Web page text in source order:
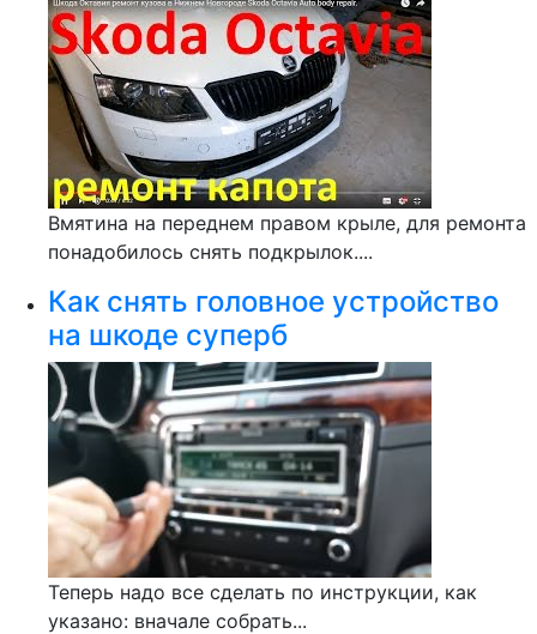
Вмятина на переднем правом крыле, для ремонта
понадобилось снять подкрылок....
Как снять головное устройство
на шкоде суперб
Теперь надо все сделать по инструкции, как
указано: вначале собрать...